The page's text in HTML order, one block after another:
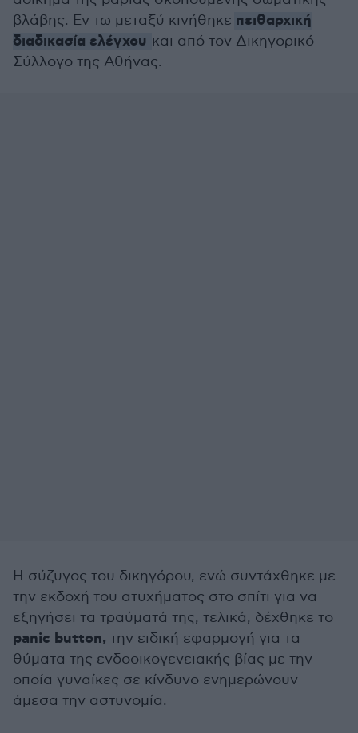
βλάβης. Εν τω μεταξύ κινήθηκε πειθαρχική
διαδικασία ελέγχου και από τον Δικηγορικό
Σύλλογο της Αθήνας.
Η σύζυγος του δικηγόρου, ενώ συντάχθηκε με
την εκδοχή του ατυχήματος στο σπίτι για να
εξηγήσει τα τραύματά της, τελικά, δέχθηκε το
panic button, την ειδική εφαρμογή για τα
θύματα της ενδοοικογενειακής βίας με την
οποία γυναίκες σε κίνδυνο ενημερώνουν
άμεσα την αστυνομία.